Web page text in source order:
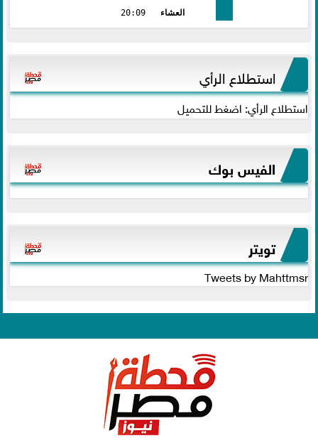
العشاء
20:09
استطلاع الرأي
استطلاع الرأي: اضغط للتحميل
الفيس بوك
تويتر
Tweets by Mahttmsr